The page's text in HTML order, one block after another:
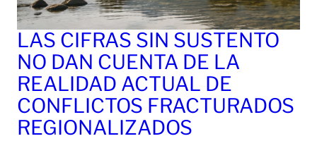
LAS CIFRAS SIN SUSTENTO
NO DAN CUENTA DE LA
REALIDAD ACTUAL DE
CONFLICTOS FRACTURADOS
REGIONALIZADOS